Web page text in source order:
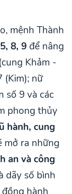
mệnh Thành
8, 9 để nâng
Khảm -
(Kim); nữ
số 9 và các
phong thủy
hành, cung
mở ra những
an và công
dãy số bình